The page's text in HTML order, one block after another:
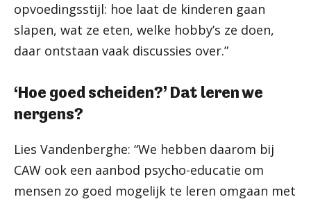
opvoedingsstijl: hoe laat de kinderen gaan
slapen, wat ze eten, welke hobby’s ze doen,
daar ontstaan vaak discussies over.”
‘Hoe goed scheiden?’ Dat leren we
nergens?
Lies Vandenberghe: “We hebben daarom bij
CAW ook een aanbod psycho-educatie om
mensen zo goed mogelijk te leren omgaan met